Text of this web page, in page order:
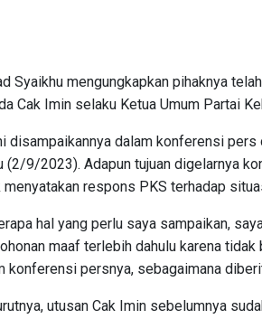
Syaikhu mengungkapkan pihaknya
Cak Imin selaku Ketua Umum Partai
disampaikannya dalam konferensi
(2/9/2023). Adapun tujuan digelarnya
menyatakan respons PKS terhadap
hal yang perlu saya sampaikan,
maaf terlebih dahulu karena
konferensi persnya, sebagaimana
utusan Cak Imin sebelumnya